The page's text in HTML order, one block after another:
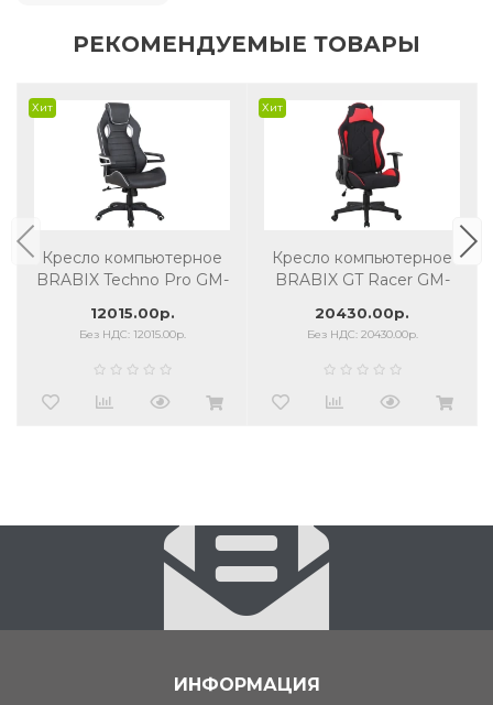
РЕКОМЕНДУЕМЫЕ ТОВАРЫ
Хит
Кресло компьютерное
BRABIX Techno Pro GM-
серое, вставки серые
12015.00р.
Без НДС: 12015.00р.
Хит
Кресло компьютерное
BRABIX GT Racer GM-
черное/красное
20430.00р.
Без НДС: 20430.00р.
ИНФОРМАЦИЯ